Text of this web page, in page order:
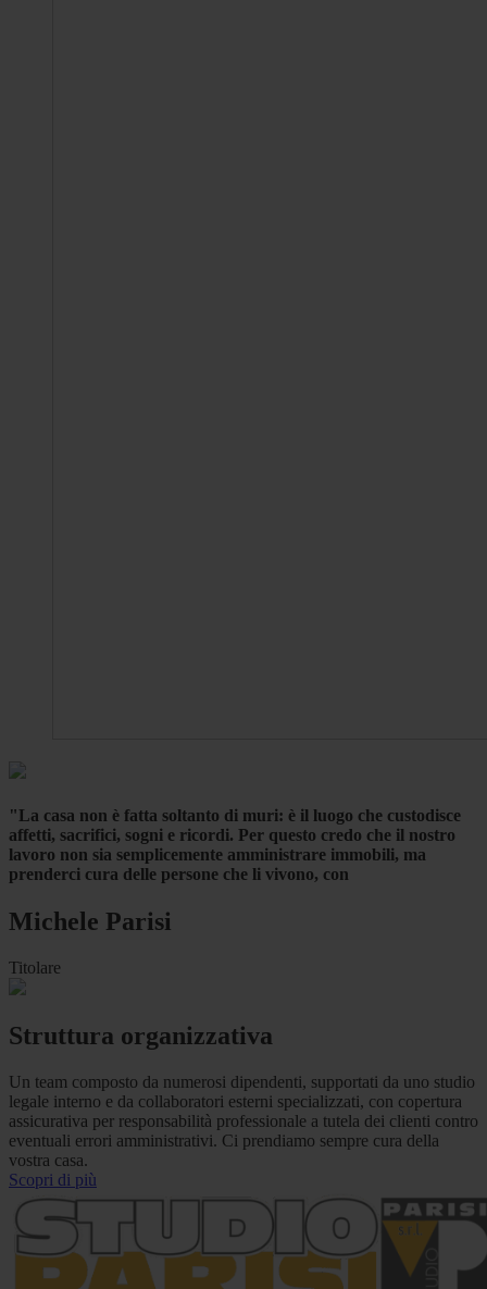
"La casa non è fatta soltanto di muri: è il luogo che custodisce
affetti, sacrifici, sogni e ricordi. Per questo credo che il nostro
lavoro non sia semplicemente amministrare immobili, ma
prenderci cura delle persone che li vivono, con
Michele Parisi
Titolare
Struttura organizzativa
Un team composto da numerosi dipendenti, supportati da uno studio
legale interno e da collaboratori esterni specializzati, con copertura
assicurativa per responsabilità professionale a tutela dei clienti contro
eventuali errori amministrativi. Ci prendiamo sempre cura della
vostra casa.
Scopri di più